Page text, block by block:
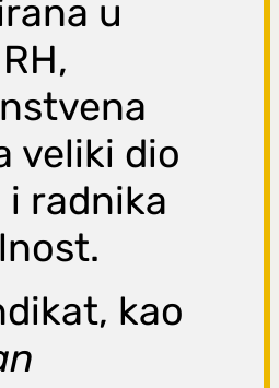
u
veliki dio
radnika
kao